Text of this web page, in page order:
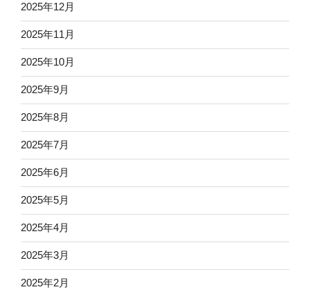
2025年12月
2025年11月
2025年10月
2025年9月
2025年8月
2025年7月
2025年6月
2025年5月
2025年4月
2025年3月
2025年2月